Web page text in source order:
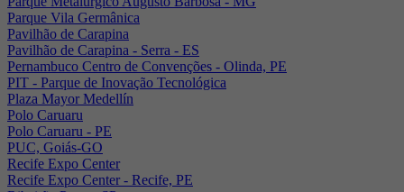
Parque Vila Germânica
Pavilhão de Carapina
Pavilhão de Carapina - Serra - ES
Pernambuco Centro de Convenções - Olinda, PE
PIT - Parque de Inovação Tecnológica
Plaza Mayor Medellín
Polo Caruaru
Polo Caruaru - PE
PUC, Goiás-GO
Recife Expo Center
Recife Expo Center - Recife, PE